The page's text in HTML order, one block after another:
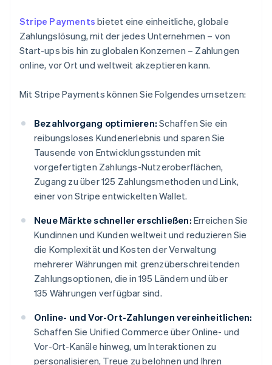
Stripe Payments bietet eine einheitliche, globale
Zahlungslösung, mit der jedes Unternehmen – von
Start-ups bis hin zu globalen Konzernen – Zahlungen
online, vor Ort und weltweit akzeptieren kann.
Mit Stripe Payments können Sie Folgendes umsetzen:
Bezahlvorgang optimieren: Schaffen Sie ein
reibungsloses Kundenerlebnis und sparen Sie
Tausende von Entwicklungsstunden mit
vorgefertigten Zahlungs-Nutzeroberflächen,
Zugang zu über 125 Zahlungsmethoden und Link,
einer von Stripe entwickelten Wallet.
Neue Märkte schneller erschließen: Erreichen Sie
Kundinnen und Kunden weltweit und reduzieren Sie
die Komplexität und Kosten der Verwaltung
mehrerer Währungen mit grenzüberschreitenden
Zahlungsoptionen, die in 195 Ländern und über
135 Währungen verfügbar sind.
Online- und Vor-Ort-Zahlungen vereinheitlichen:
Schaffen Sie Unified Commerce über Online- und
Vor-Ort-Kanäle hinweg, um Interaktionen zu
personalisieren, Treue zu belohnen und Ihren